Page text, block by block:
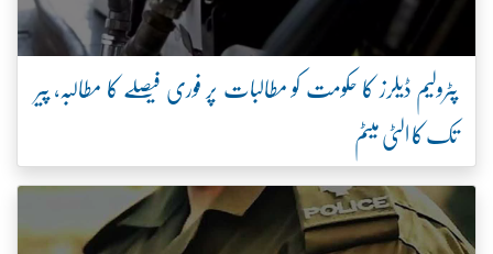
پٹرولیم ڈیلرز کا حکومت کو مطالبات پر فوری فیصلے کا مطالبہ، پیر
تک کا الٹی میٹم